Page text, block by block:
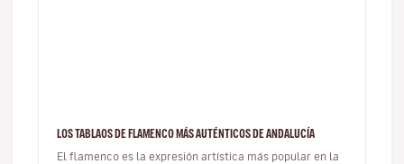
LOS TABLAOS DE FLAMENCO MÁS AUTÉNTICOS DE ANDALUCÍA
El flamenco es la expresión artística más popular en la